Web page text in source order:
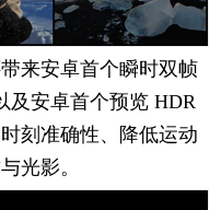
来安卓首个瞬时双帧
及安卓首个预览 HDR
刻准确性、降低运动
光影。